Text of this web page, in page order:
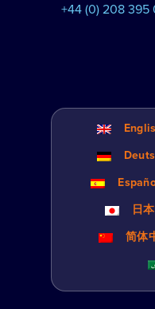
+44 (0) 208 395
日
简体